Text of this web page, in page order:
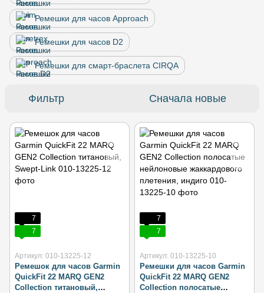
Ремешки для часов Approach
Ремешки для часов D2
Ремешки для смарт-браслета CIRQA
Фильтр Сначала новые
7
7
Артикул: 010-13225-12
Ремешок для часов Garmin
QuickFit 22 MARQ GEN2
Collection титановый,
7
7
Артикул: 010-13225-10
Ремешки для часов Garmin
QuickFit 22 MARQ GEN2
Collection полосатые